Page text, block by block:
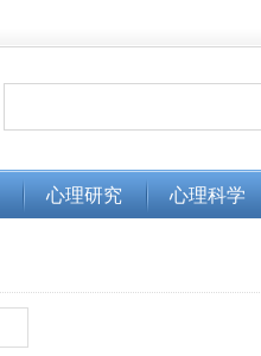
心理研究 心理科学